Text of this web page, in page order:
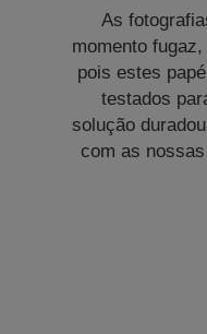
As
momento
pois estes
testados
solução
com as